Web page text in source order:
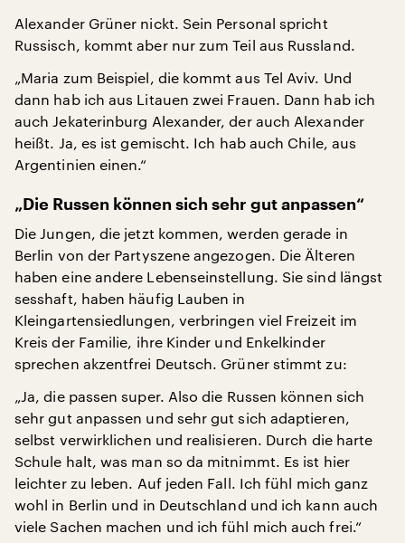
Alexander Grüner nickt. Sein Personal spricht
Russisch, kommt aber nur zum Teil aus Russland.
„Maria zum Beispiel, die kommt aus Tel Aviv. Und
dann hab ich aus Litauen zwei Frauen. Dann hab ich
auch Jekaterinburg Alexander, der auch Alexander
heißt. Ja, es ist gemischt. Ich hab auch Chile, aus
Argentinien einen.“
„Die Russen können sich sehr gut anpassen“
Die Jungen, die jetzt kommen, werden gerade in
Berlin von der Partyszene angezogen. Die Älteren
haben eine andere Lebenseinstellung. Sie sind längst
sesshaft, haben häufig Lauben in
Kleingartensiedlungen, verbringen viel Freizeit im
Kreis der Familie, ihre Kinder und Enkelkinder
sprechen akzentfrei Deutsch. Grüner stimmt zu:
„Ja, die passen super. Also die Russen können sich
sehr gut anpassen und sehr gut sich adaptieren,
selbst verwirklichen und realisieren. Durch die harte
Schule halt, was man so da mitnimmt. Es ist hier
leichter zu leben. Auf jeden Fall. Ich fühl mich ganz
wohl in Berlin und in Deutschland und ich kann auch
viele Sachen machen und ich fühl mich auch frei.“